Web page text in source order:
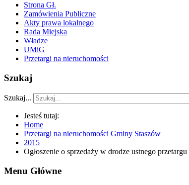
Strona Gł.
Zamówienia Publiczne
Akty prawa lokalnego
Rada Miejska
Władze
UMiG
Przetargi na nieruchomości
Szukaj
Szukaj...
Jesteś tutaj:
Home
Przetargi na nieruchomości Gminy Staszów
2015
Ogłoszenie o sprzedaży w drodze ustnego
Menu Główne